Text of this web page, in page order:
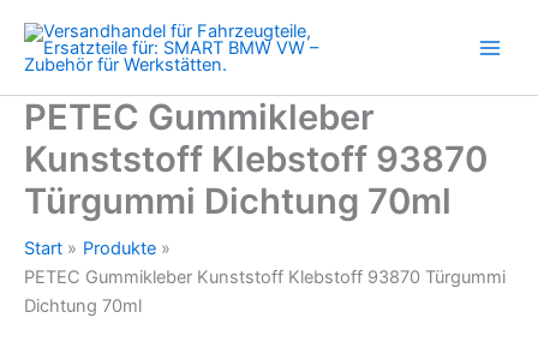
Inhalt
springen
PETEC Gummikleber
Kunststoff Klebstoff 93870
Türgummi Dichtung 70ml
Start
Produkte
PETEC Gummikleber Kunststoff Klebstoff 93870 Türgummi
Dichtung 70ml
Dichtung
70ml
Menge